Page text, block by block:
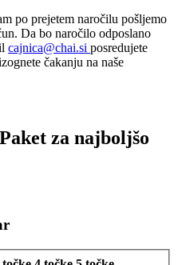
po prejetem naročilu pošljemo
Da bo naročilo odposlano
cajnica@chai.si posredujete
čakanju na naše
Paket za najboljšo